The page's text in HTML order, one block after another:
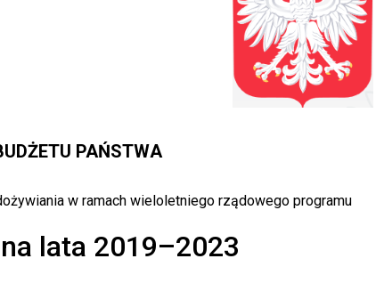
PAŃSTWA
w ramach wieloletniego rządowego programu
lata 2019–2023